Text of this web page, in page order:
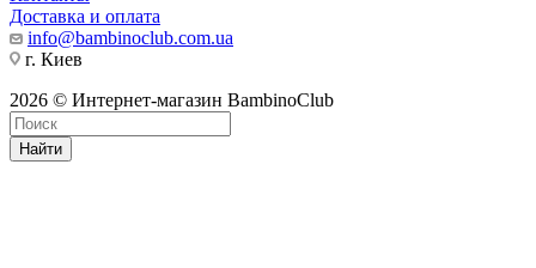
Доставка и оплата
info@bambinoclub.com.ua
г. Киев
2026 © Интернет-магазин BambinoClub
Найти